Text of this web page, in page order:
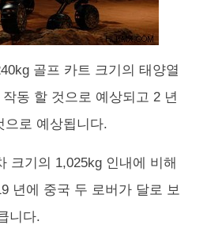
골프 카트 크기의 태양열
동 할 것으로 예상되고 2 년
으로 예상됩니다.
크기의 1,025kg 인내에 비해
년에 중국 두 로버가 달로 보
니다.